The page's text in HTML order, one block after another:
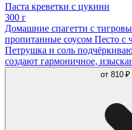
Паста креветки с цукини
300 г
Домашние спагетти с
пропитанные соусом Песто с
Петрушка и соль
создают гармоничное,
от 810 ₽